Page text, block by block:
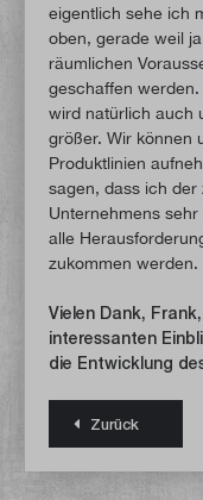
eigentlich sehe ich
oben, gerade weil
räumlichen
geschaffen
wird natürlich auch
größer. Wir können
Produktlinien
sagen, dass ich
Unternehmens
alle
zukommen werden.
Vielen Dank,
interessanten
die Entwicklung
Zurück